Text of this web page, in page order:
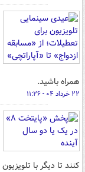
همراه باشید.
۲۲ خرداد ۰۴ - ۱۱:۲۶
کنند تا دیگر با